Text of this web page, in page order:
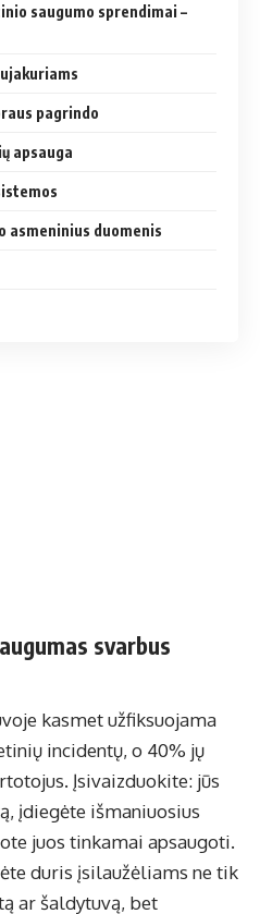
saugumo sprendimai –
pagrindo
apsauga
asmeninius duomenis
svarbus
kasmet užfiksuojama
incidentų, o 40% jų
Įsivaizduokite: jūs
įdiegėte išmaniuosius
juos tinkamai apsaugoti.
duris įsilaužėliams ne tik
ar šaldytuvą, bet